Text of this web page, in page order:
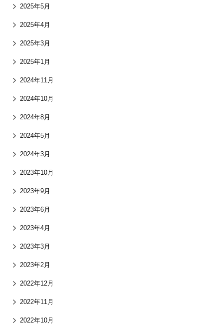
2025年5月
2025年4月
2025年3月
2025年1月
2024年11月
2024年10月
2024年8月
2024年5月
2024年3月
2023年10月
2023年9月
2023年6月
2023年4月
2023年3月
2023年2月
2022年12月
2022年11月
2022年10月